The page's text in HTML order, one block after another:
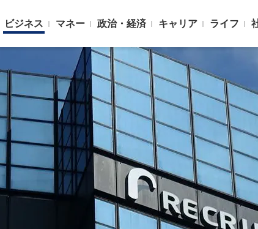
ビジネス マネー 政治・経済 キャリア ライフ